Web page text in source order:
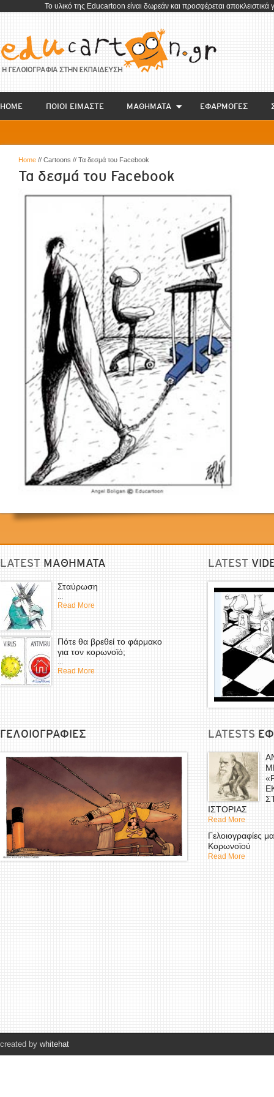
To υλικό της Educartoon είναι δωρεάν και προσφέρεται
HOME ΠΟΙΟΙ ΕΙΜΑΣΤΕ ΜΑΘΗΜΑΤΑ EΦΑΡΜΟΓΕΣ
Home // Cartoons // Τα δεσμά του Facebook
Τα δεσμά του Facebook
LATEST ΜΑΘΗΜΑΤΑ
Σταύρωση
...
Read More
Πότε θα βρεθεί το φάρμακο
για τον κορωνοϊό;
...
Read More
LATEST
ΓΕΛΟΙΟΓΡΑΦΙΕΣ LATESTS
ΙΣΤΟΡΙΑΣ
Read More
Γελοιογραφίες
Κορωνοϊού
Read More
created by whitehat